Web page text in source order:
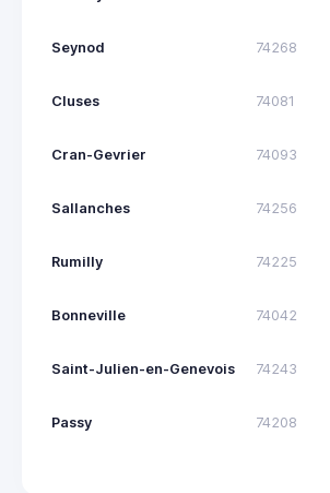
Seynod 74268
Cluses 74081
Cran-Gevrier 74093
Sallanches 74256
Rumilly 74225
Bonneville 74042
Saint-Julien-en-Genevois 74243
Passy 74208